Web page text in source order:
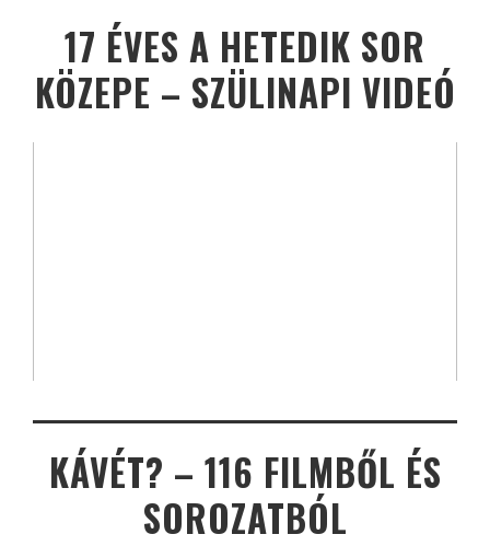
17 ÉVES A HETEDIK SOR
KÖZEPE – SZÜLINAPI VIDEÓ
KÁVÉT? – 116 FILMBŐL ÉS
SOROZATBÓL